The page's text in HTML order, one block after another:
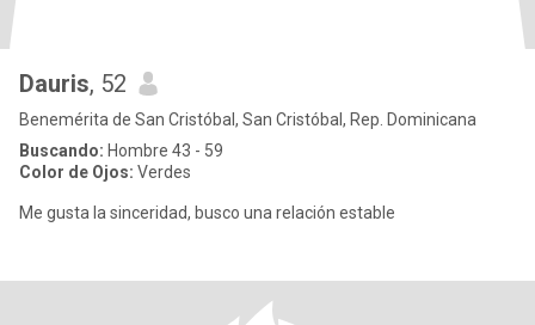
Dauris, 52
Benemérita de San Cristóbal, San Cristóbal, Rep. Dominicana
Buscando: Hombre 43 - 59
Color de Ojos: Verdes
Me gusta la sinceridad, busco una relación estable